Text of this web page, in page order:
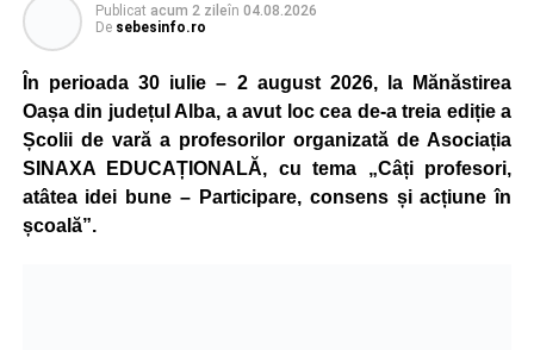
Publicat acum 2 zileîn 04.08.2026
De sebesinfo.ro
În perioada 30 iulie – 2 august 2026, la Mănăstirea
Oașa din județul Alba, a avut loc cea de-a treia ediție a
Școlii de vară a profesorilor organizată de Asociația
SINAXA EDUCAȚIONALĂ, cu tema „Câți profesori,
atâtea idei bune – Participare, consens și acțiune în
școală”.